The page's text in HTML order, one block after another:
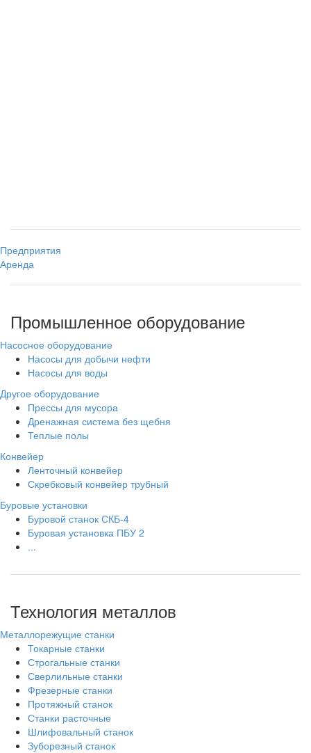
Предприятия
Аренда
Промышленное оборудование
Насосное оборудование
Насосы для добычи нефти
Насосы для воды
Другое оборудование
Прессы для мусора
Дренажная система без щебня
Теплые полы
Конвейер
Ленточный конвейер
Скребковый конвейер трубный
Буровые установки
Буровой станок СКБ-4
Буровая установка ПБУ 2
...
Технология металлов
Металлорежущие станки
Токарные станки
Строгальные станки
Сверлильные станки
Фрезерные станки
Протяжный станок
Станки расточные
Шлифовальный станок
Зуборезный станок